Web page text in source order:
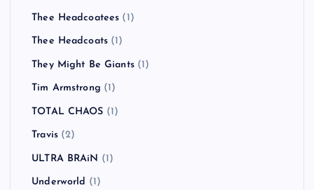
Thee Headcoatees (1)
Thee Headcoats (1)
They Might Be Giants(1)
Tim Armstrong (1)
TOTAL CHAOS (1)
Travis(2)
ULTRA BRAiN (1)
Underworld (1)